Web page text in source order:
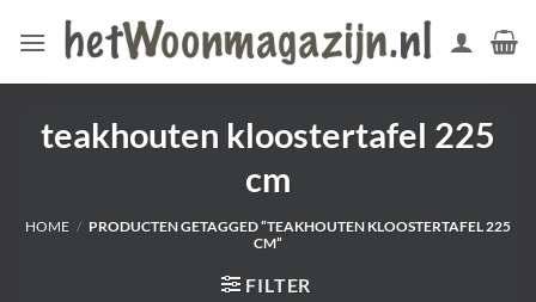
naar
teakhouten kloostertafel 225
cm
HOME / PRODUCTEN GETAGGED “TEAKHOUTEN KLOOSTERTAFEL 225
CM”
FILTER